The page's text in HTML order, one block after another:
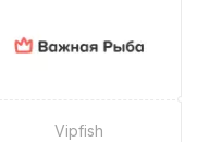
Vipfish